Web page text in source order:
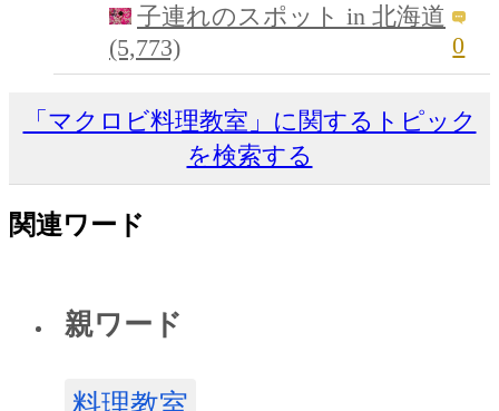
子連れのスポット in 北海道
(5,773)
0
「マクロビ料理教室」に関するトピック
を検索する
関連ワード
親ワード